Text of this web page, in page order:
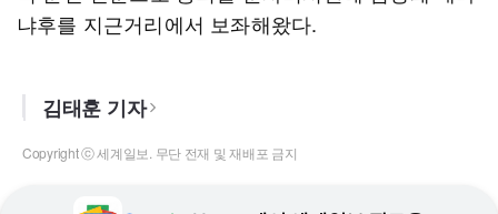
냐후를 지근거리에서 보좌해왔다.
김태훈 기자
Copyright ⓒ 세계일보. 무단 전재 및 재배포 금지